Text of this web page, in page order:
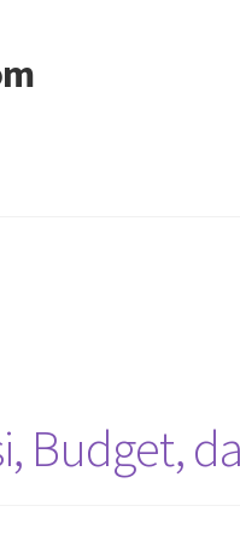
Budget,